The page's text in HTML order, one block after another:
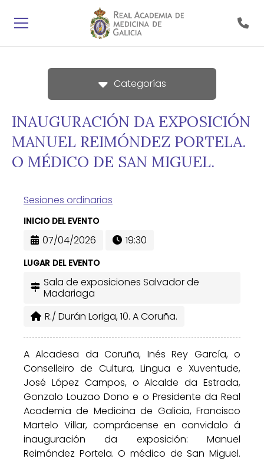
Categorías
INAUGURACIÓN DA EXPOSICIÓN
MANUEL REIMÓNDEZ PORTELA.
O MÉDICO DE SAN MIGUEL.
Sesiones ordinarias
INICIO DEL EVENTO
07/04/2026 19:30
LUGAR DEL EVENTO
Sala de exposiciones Salvador de
Madariaga
R./ Durán Loriga, 10. A Coruña.
A Alcadesa da Coruña, Inés Rey García, o
Conselleiro de Cultura, Lingua e Xuventude,
José López Campos, o Alcalde da Estrada,
Gonzalo Louzao Dono e o Presidente da Real
Academia de Medicina de Galicia, Francisco
Martelo Villar, comprácense en convidalo á
inauguración da exposición: Manuel
Reimóndez Portela. O médico de San Miguel.